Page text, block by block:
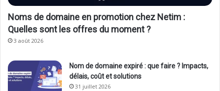
Noms de domaine en promotion chez Netim :
Quelles sont les offres du moment ?
3 août 2026
Nom de domaine expiré : que faire ? Impacts,
délais, coût et solutions
31 juillet 2026